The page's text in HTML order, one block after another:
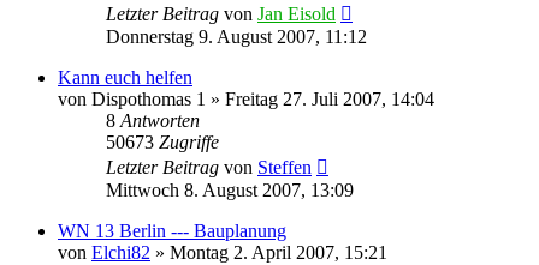
Letzter Beitrag von Jan Eisold
Donnerstag 9. August 2007, 11:12
Kann euch helfen
von Dispothomas 1 » Freitag 27. Juli 2007, 14:04
8 Antworten
50673 Zugriffe
Letzter Beitrag von Steffen
Mittwoch 8. August 2007, 13:09
WN 13 Berlin --- Bauplanung
von Elchi82 » Montag 2. April 2007, 15:21